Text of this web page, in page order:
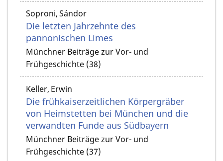
Soproni, Sándor
Die letzten Jahrzehnte des
pannonischen Limes
Münchner Beiträge zur Vor- und
Frühgeschichte (38)
Keller, Erwin
Die frühkaiserzeitlichen Körpergräber
von Heimstetten bei München und die
verwandten Funde aus Südbayern
Münchner Beiträge zur Vor- und
Frühgeschichte (37)